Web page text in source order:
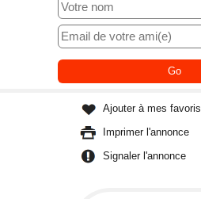
Ajouter à mes favoris
Imprimer l'annonce
Signaler l'annonce